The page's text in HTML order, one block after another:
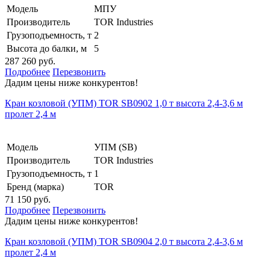
Модель
МПУ
Производитель
TOR Industries
Грузоподъемность, т 2
Высота до балки, м
5
287 260 руб.
Подробнее Перезвонить
Дадим цены ниже конкурентов!
Кран козловой (УПМ) TOR SB0902 1,0 т высота 2,4-3,6 м
пролет 2,4 м
Модель
УПМ (SB)
Производитель
TOR Industries
Грузоподъемность, т 1
Бренд (марка)
TOR
71 150 руб.
Подробнее Перезвонить
Дадим цены ниже конкурентов!
Кран козловой (УПМ) TOR SB0904 2,0 т высота 2,4-3,6 м
пролет 2,4 м